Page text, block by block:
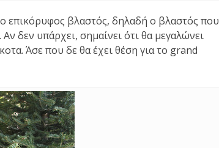
επικόρυφος βλαστός, δηλαδή ο βλαστός που
δεν υπάρχει, σημαίνει ότι θα μεγαλώνει
Άσε που δε θα έχει θέση για το grand